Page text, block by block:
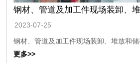
钢材、管道及加工件现场装卸、
2023-07-25
钢材、管道及加工件现场装卸、堆放和
更多>>